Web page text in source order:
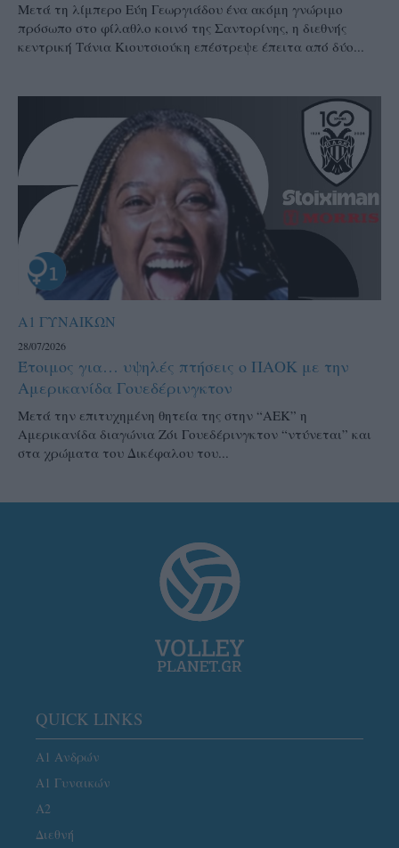
Μετά τη λίμπερο Εύη Γεωργιάδου ένα ακόμη γνώριμο
πρόσωπο στο φίλαθλο κοινό της Σαντορίνης, η διεθνής
κεντρική Τάνια Κιουτσιούκη επέστρεψε έπειτα από δύο...
Α1 ΓΥΝΑΙΚΩΝ
28/07/2026
Έτοιμος για… υψηλές πτήσεις ο ΠΑΟΚ με την
Αμερικανίδα Γουεδέρινγκτον
Μετά την επιτυχημένη θητεία της στην “ΑΕΚ” η
Αμερικανίδα διαγώνια Ζόι Γουεδέρινγκτον “ντύνεται” και
στα χρώματα του Δικέφαλου του...
QUICK LINKS
Α1 Ανδρών
Α1 Γυναικών
A2
Διεθνή